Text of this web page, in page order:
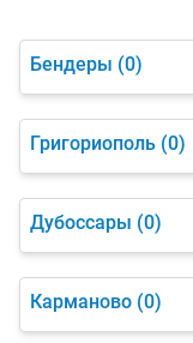
Бендеры (0)
Григориополь (0)
Дубоссары (0)
Карманово (0)